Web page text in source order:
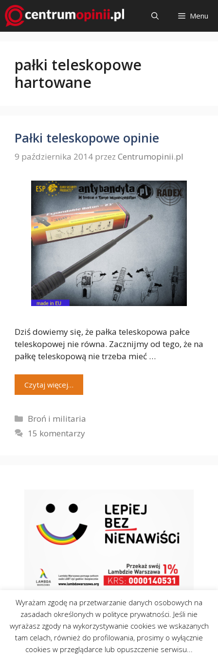
Przejdź
do
treści
Menu
pałki teleskopowe
hartowane
Pałki teleskopowe opinie
9 października 2014 przez Centrumopinii.pl
Dziś dowiemy się, że pałka teleskopowa pałce
teleskopowej nie równa. Zacznijmy od tego, że na
pałkę teleskopową nie trzeba mieć …
Czytaj więcej…
Kategorie
Broń i militaria
15 komentarzy
Kontakt Polityka Cookies
Wyrażam zgodę na przetwarzanie danych osobowych na
zasadach określonych w polityce prywatności. Jeśli nie
wyrażasz zgody na wykorzystywanie cookies we wskazanych
tam celach, również do profilowania, prosimy o wyłącznie
cookies w przeglądarce lub opuszczenie serwisu...